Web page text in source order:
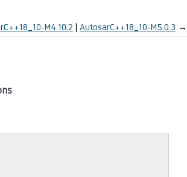
M4.10.2 AutosarC++18_10-M5.0.3 →